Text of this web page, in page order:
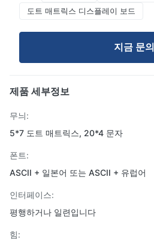
도트 매트릭스 디스플레이 보드
지금 문의
제품 세부정보
무늬:
5*7 도트 매트릭스, 20*4 문자
폰트:
ASCII + 일본어 또는 ASCII + 유럽어
인터페이스:
평행하거나 일련입니다
힘: